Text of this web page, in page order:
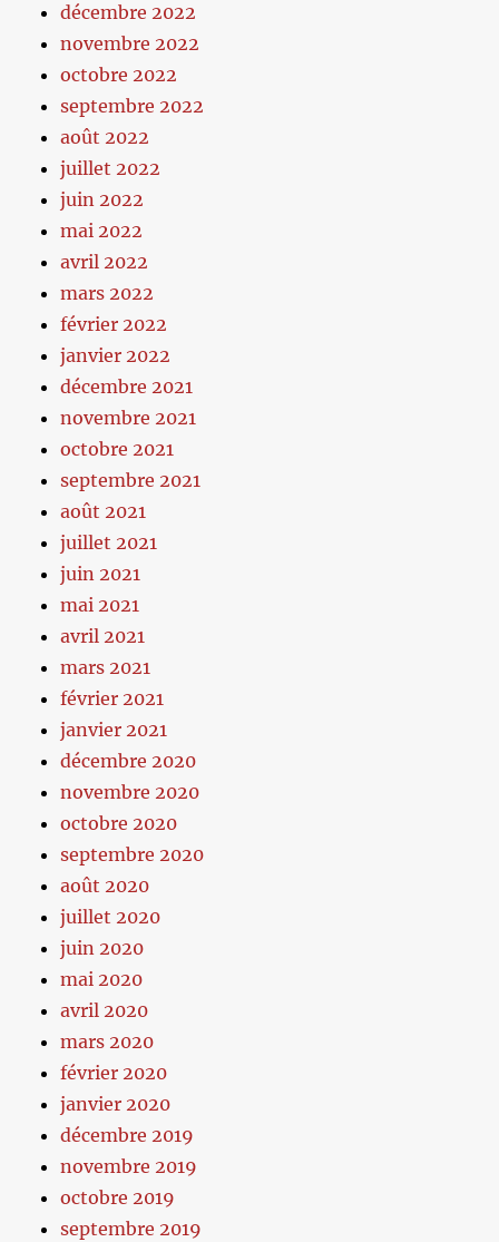
décembre 2022
novembre 2022
octobre 2022
septembre 2022
août 2022
juillet 2022
juin 2022
mai 2022
avril 2022
mars 2022
février 2022
janvier 2022
décembre 2021
novembre 2021
octobre 2021
septembre 2021
août 2021
juillet 2021
juin 2021
mai 2021
avril 2021
mars 2021
février 2021
janvier 2021
décembre 2020
novembre 2020
octobre 2020
septembre 2020
août 2020
juillet 2020
juin 2020
mai 2020
avril 2020
mars 2020
février 2020
janvier 2020
décembre 2019
novembre 2019
octobre 2019
septembre 2019